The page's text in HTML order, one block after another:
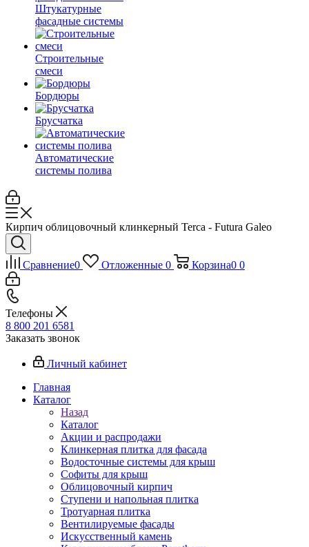
Штукатурные
фасадные системы
Строительные
смеси
Бордюры
Брусчатка
Автоматические
системы полива
Кирпич облицовочный клинкерный Terca - Futura Galeo
Сравнение0 Отложенные 0 Корзина0 0
Телефоны
8 800 201 6581
Заказать звонок
Личный кабинет
Главная
Каталог
Назад
Каталог
Акции и распродажи
Клинкерная плитка для фасада
Водосточные системы для крыш
Софиты для крыш
Облицовочный кирпич
Ступени и напольная плитка
Тротуарная плитка
Вентилируемые фасады
Искусственный камень